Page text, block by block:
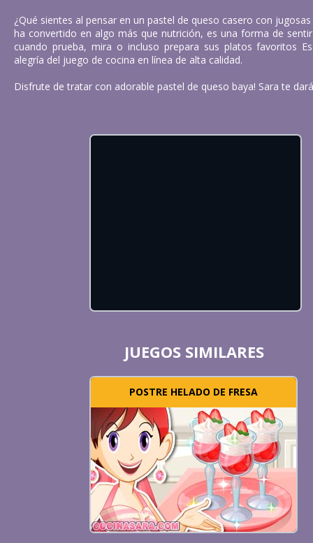
¿Qué sientes al pensar en un pastel de queso casero con
ha convertido en algo más que nutrición, es una forma de
cuando prueba, mira o incluso prepara sus platos favoritos
alegría del juego de cocina en línea de alta calidad.
Disfrute de tratar con adorable pastel de queso baya! Sara te
JUEGOS SIMILARES
POSTRE HELADO DE FRESA